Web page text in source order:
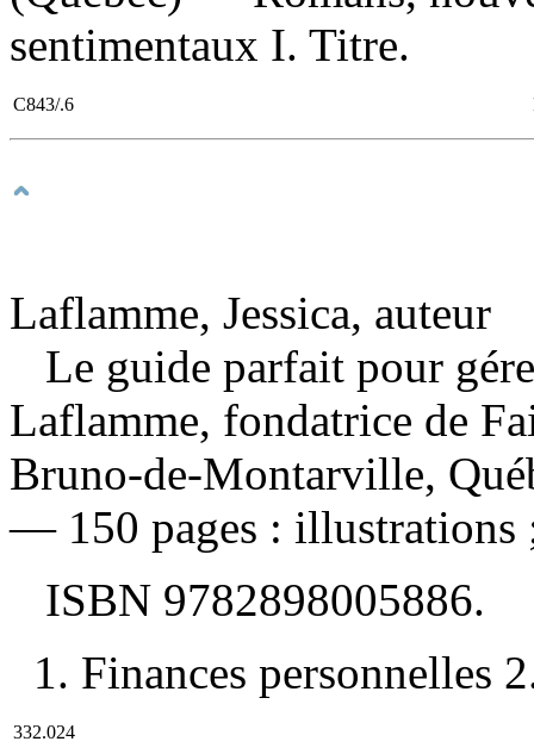
sentimentaux I. Titre.
C843/.6
Laflamme, Jessica, auteur
Le guide parfait pour
Laflamme, fondatrice de
Bruno-de-Montarville,
— 150 pages : illustrations
ISBN 9782898005886.
1. Finances personnelles
332.024